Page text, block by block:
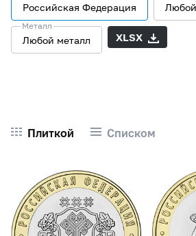
Российская Федерация
Металл
Любой металл XLSX
Плиткой Списком